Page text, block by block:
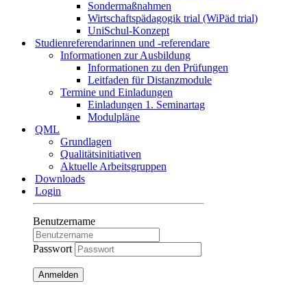
Sondermaßnahmen
Wirtschaftspädagogik trial (WiPäd trial)
UniSchul-Konzept
Studienreferendarinnen und -referendare
Informationen zur Ausbildung
Informationen zu den Prüfungen
Leitfaden für Distanzmodule
Termine und Einladungen
Einladungen 1. Seminartag
Modulpläne
QML
Grundlagen
Qualitätsinitiativen
Aktuelle Arbeitsgruppen
Downloads
Login
Benutzername
Passwort
Anmelden